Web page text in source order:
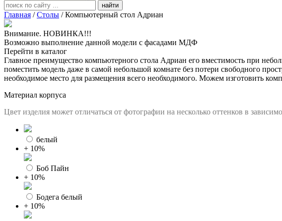
найти
Главная /Столы /Компьютерный стол Адриан
Внимание. НОВИНКА!!!
Возможно выполнение данной модели с фасадами МДФ
Перейти в каталог
Главное преимущество компьютерного стола Адриан его вместимость при
поместить модель даже в самой небольшой комнате без потери свободного
необходимое место для размещения всего необходимого. Можем изготовить
Материал корпуса
Цвет изделия может отличаться от фотографии на несколько оттенков в
белый
+ 10%
Боб Пайн
+ 10%
Бодега белый
+ 10%